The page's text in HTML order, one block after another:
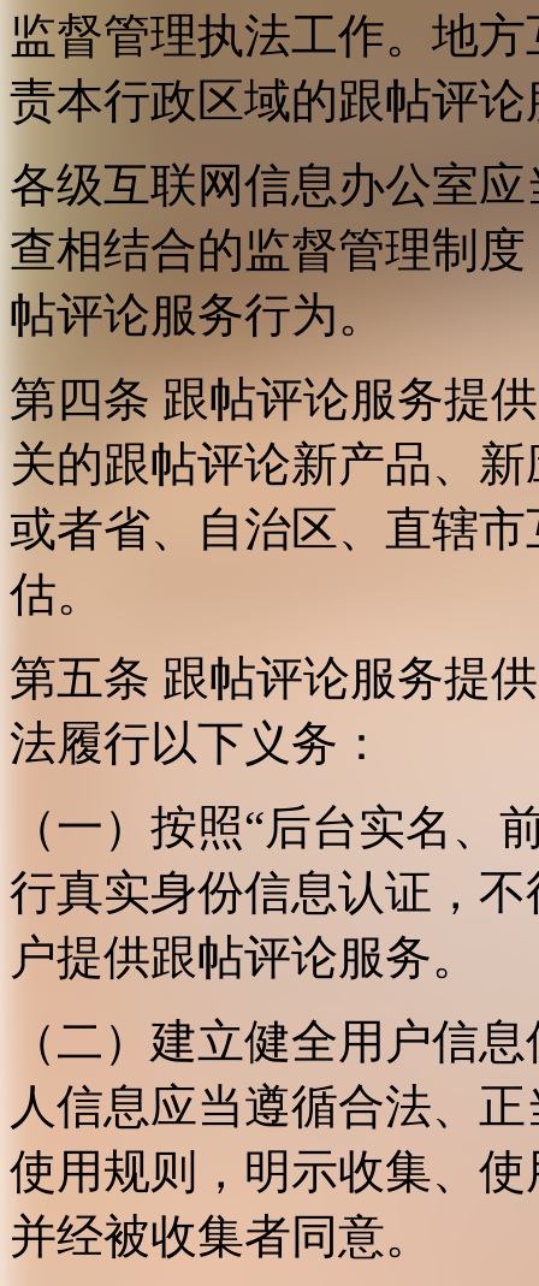
监督管理执法工作。地
责本行政区域的跟帖评
各级互联网信息办公室
查相结合的监督管理制
帖评论服务行为。
第四条 跟帖评论服务提
关的跟帖评论新产品、
或者省、自治区、直辖
估。
第五条 跟帖评论服务提
法履行以下义务：
（一）按照“后台实名、
行真实身份信息认证，
户提供跟帖评论服务。
（二）建立健全用户信
人信息应当遵循合法、
使用规则，明示收集、
并经被收集者同意。